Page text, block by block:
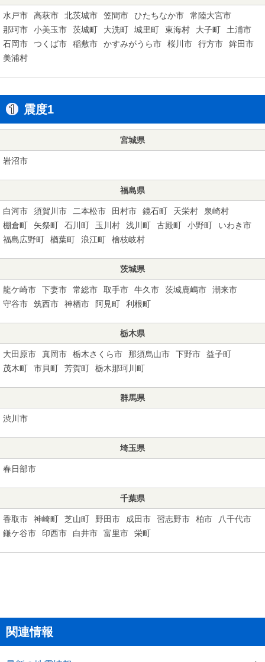
水戸市 高萩市 北茨城市 笠間市 ひたちなか市
常陸大宮市
那珂市
小美玉市 茨城町 大洗町 城里町 東海村 大子町
土浦市
石岡市
つくば市 稲敷市 かすみがうら市 桜川市 行方市
鉾田市
美浦村
震度1
宮城県
岩沼市
福島県
白河市 須賀川市 二本松市 田村市 鏡石町 天栄村
泉崎村
棚倉町
矢祭町 石川町 玉川村 浅川町 古殿町 小野町
いわき市
福島広野町
楢葉町 浪江町 檜枝岐村
茨城県
龍ケ崎市 下妻市 常総市 取手市 牛久市 茨城鹿嶋市
潮来市
守谷市
筑西市 神栖市 阿見町 利根町
栃木県
大田原市 真岡市 栃木さくら市 那須烏山市 下野市
益子町
茂木町
市貝町 芳賀町 栃木那珂川町
群馬県
渋川市
埼玉県
春日部市
千葉県
香取市 神崎町 芝山町 野田市 成田市 習志野市 柏市
八千代市
鎌ケ谷市
印西市 白井市 富里市 栄町
関連情報